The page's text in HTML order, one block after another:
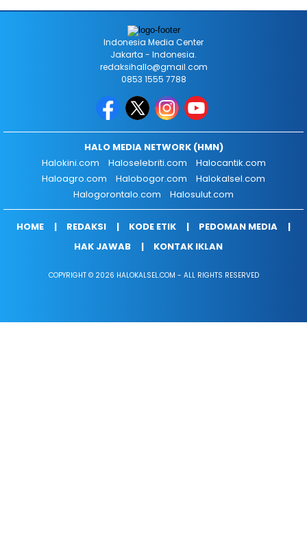
Indonesia Media Center
Jakarta - Indonesia.
redaksihallo@gmail.com
0853 1555 7788
HALO MEDIA NETWORK (HMN)
Halokini.com
Haloselebriti.com
Halocantik.com
Haloagro.com
Halobogor.com
Halokalsel.com
Halogorontalo.com
Halosulut.com
HOME REDAKSI KODE ETIK
PEDOMAN MEDIA
HAK JAWAB
KONTAK IKLAN
COPYRIGHT © 2026 HALOKALSEL.COM - ALL RIGHTS RESERVED